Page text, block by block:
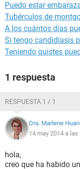
Puedo estar
Tubérculos de
A los cuántos dias
Si tengo candidiasis
Teniendo quistes
1 respuesta
RESPUESTA 1 / 1
Dra. Marlene
14 may 2014 a las
hola,
creo que ha habido